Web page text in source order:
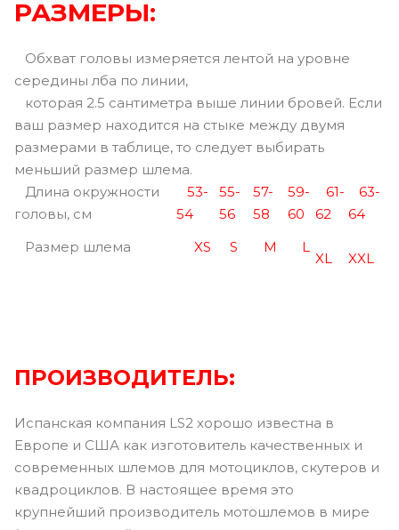
РАЗМЕРЫ:
Обхват головы измеряется лентой на уровне
середины лба по линии,
которая 2.5 сантиметра выше линии бровей. Если
ваш размер находится на стыке между двумя
размерами в таблице, то следует выбирать
меньший размер шлема.
Длина окружности
головы, см
53-
54
55-
56
57-
58
59-
60
61-
62
63-
64
Размер шлема
XS S M L
XL XXL
ПРОИЗВОДИТЕЛЬ:
Испанская компания LS2 хорошо известна в
Европе и США как изготовитель качественных и
современных шлемов для мотоциклов, скутеров и
квадроциклов. В настоящее время это
крупнейший производитель мотошлемов в мире